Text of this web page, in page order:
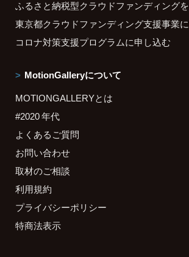
ふるさと納税型クラウドファンディング
東京都クラウドファンディング支援事業
コロナ対策支援プログラムに申し込む
MotionGalleryについて
MOTIONGALLERYとは
#2020 年代
よくあるご質問
お問い合わせ
取材のご相談
利用規約
プライバシーポリシー
特商法表示